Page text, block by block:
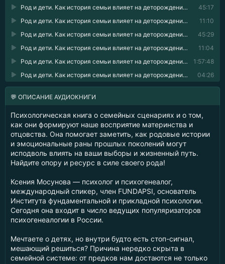
45:17
Род и дети. Как история семьи влияет на деторождение 02
11:10
Род и дети. Как история семьи влияет на деторождение 03
45:29
Род и дети. Как история семьи влияет на деторождение 04
11:04
Род и дети. Как история семьи влияет на деторождение 05
1:57:48
Род и дети. Как история семьи влияет на деторождение 06
04:26
Род и дети. Как история семьи влияет на деторождение 07
💬 ОПИСАНИЕ АУДИОКНИГИ
Психологическая книга о семейных сценариях и о том,
как они формируют наше восприятие материнства и
отцовства. Она помогает заметить, как родовые истории
и эмоциональные раны прошлых поколений могут
исподволь влиять на ваши выборы и жизненный путь.
Найдите опору и ресурс в силе своего рода!
Ксения Мосунова — психолог и психогенеалог,
международный спикер, член FUNDAPSI, основатель
Института фундаментальной и прикладной психологии.
Сегодня она входит в число ведущих популяризаторов
психогенеалогии в России.
Мечтаете о детях, но внутри будто есть стоп-сигнал,
мешающий решиться? Причина нередко скрыта в
семейной системе: от предков нам достаются не только